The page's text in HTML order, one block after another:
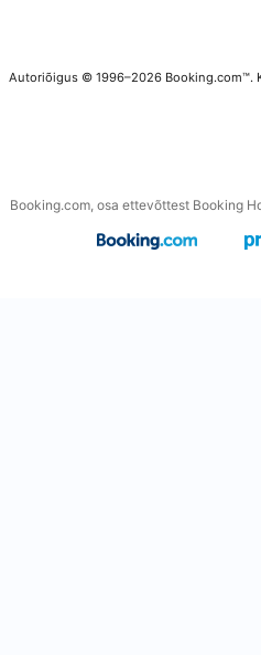
Autoriõigus © 1996–2026 Booking.com™.
Booking.com, osa ettevõttest Booking